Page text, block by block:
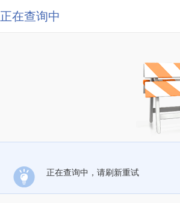
正在查询中
正在查询中，请刷新重试